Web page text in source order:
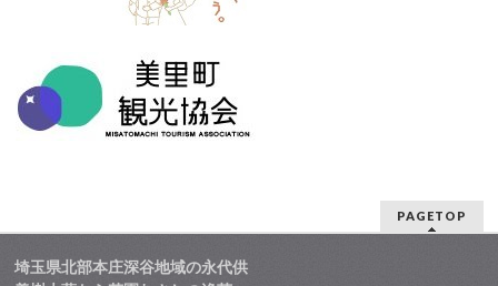
PAGETOP
埼玉県北部本庄深谷地域の永代供